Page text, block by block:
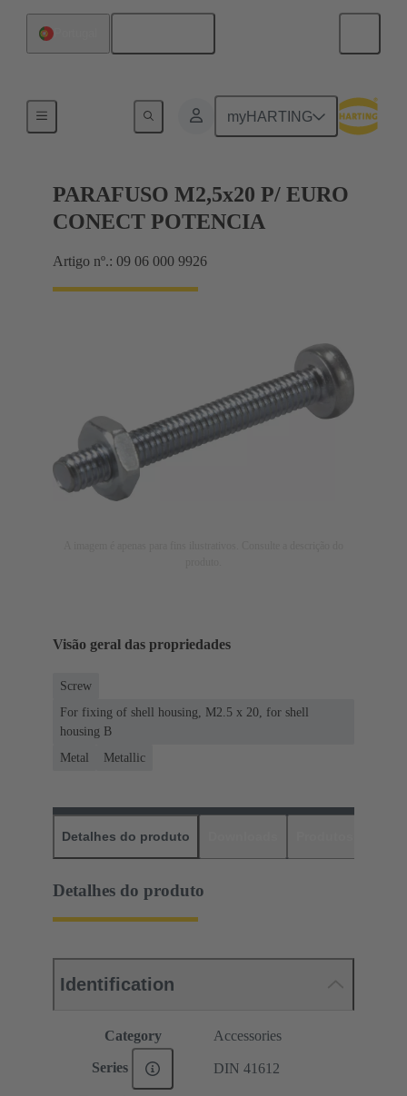
myHARTING
Motherboard to daughtercard connection
PARAFUSO M2,5x20 P/ EURO
CONECT POTENCIA
Artigo nº.: 09 06 000 9926
Visão geral das propriedades
Screw
For fixing of shell housing, M2.5 x 20, for shell
housing B
Metal
Metallic
Detalhes do produto
Detalhes do produto
Identification
Category Accessories
Series DIN 41612